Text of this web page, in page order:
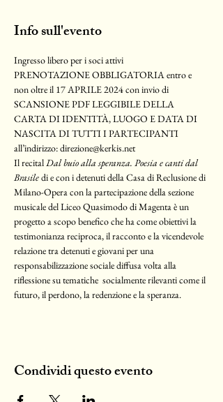
Info sull'evento
Ingresso libero per i soci attivi
PRENOTAZIONE OBBLIGATORIA entro e
non oltre il 17 APRILE 2024 con invio di
SCANSIONE PDF LEGGIBILE DELLA
CARTA DI IDENTITÀ, LUOGO E DATA DI
NASCITA DI TUTTI I PARTECIPANTI
all’indirizzo: direzione@kerkis.net
Il recital Dal buio alla speranza. Poesia e canti dal
Brasile di e con i detenuti della Casa di Reclusione di
Milano-Opera con la partecipazione della sezione
musicale del Liceo Quasimodo di Magenta è un
progetto a scopo benefico che ha come obiettivi la
testimonianza reciproca, il racconto e la vicendevole
relazione tra detenuti e giovani per una
responsabilizzazione sociale diffusa volta alla
riflessione su tematiche  socialmente rilevanti come il
futuro, il perdono, la redenzione e la speranza.
Condividi questo evento